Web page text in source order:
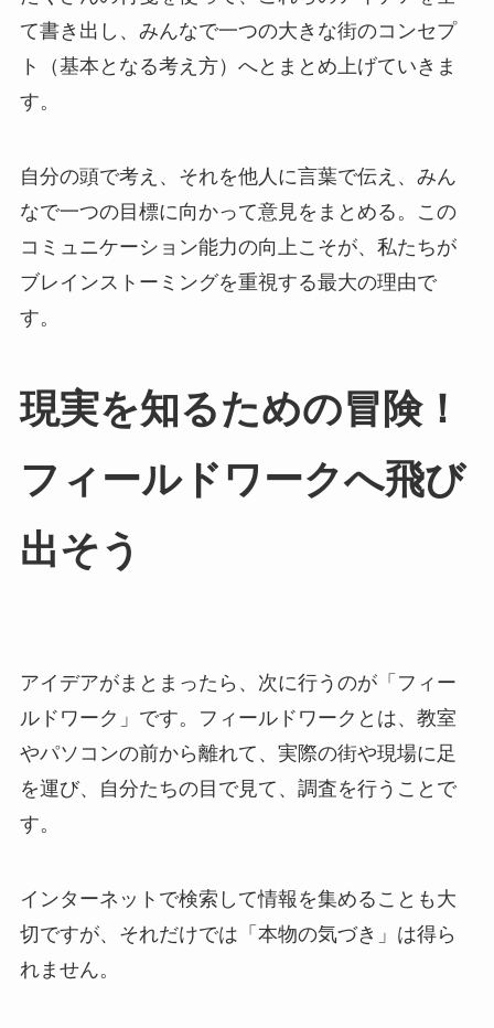
て書き出し、みんなで一つの大きな街のコンセプ
ト（基本となる考え方）へとまとめ上げていきま
す。
自分の頭で考え、それを他人に言葉で伝え、みん
なで一つの目標に向かって意見をまとめる。この
コミュニケーション能力の向上こそが、私たちが
ブレインストーミングを重視する最大の理由で
す。
現実を知るための冒険！
フィールドワークへ飛び
出そう
アイデアがまとまったら、次に行うのが「フィー
ルドワーク」です。フィールドワークとは、教室
やパソコンの前から離れて、実際の街や現場に足
を運び、自分たちの目で見て、調査を行うことで
す。
インターネットで検索して情報を集めることも大
切ですが、それだけでは「本物の気づき」は得ら
れません。